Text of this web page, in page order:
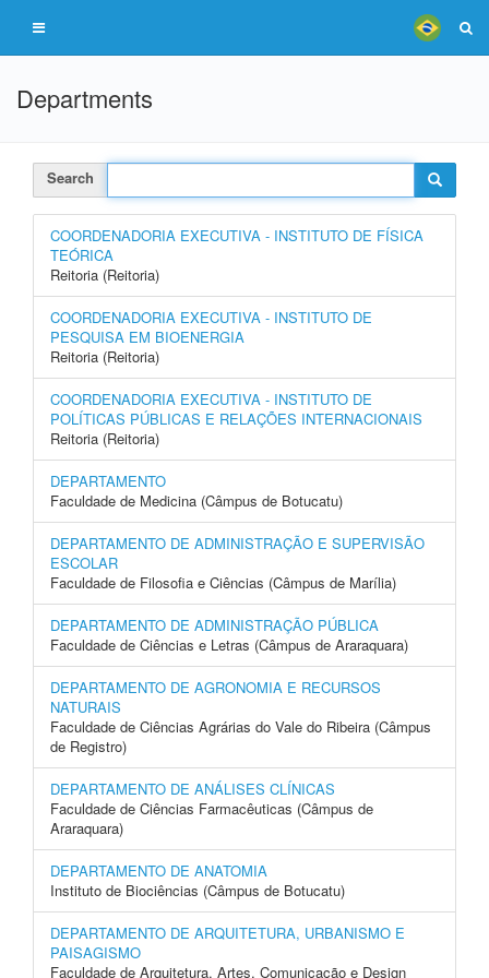
Departments
Search
COORDENADORIA EXECUTIVA - INSTITUTO DE FÍSICA
TEÓRICA
Reitoria (Reitoria)
COORDENADORIA EXECUTIVA - INSTITUTO DE
PESQUISA EM BIOENERGIA
Reitoria (Reitoria)
COORDENADORIA EXECUTIVA - INSTITUTO DE
POLÍTICAS PÚBLICAS E RELAÇÕES INTERNACIONAIS
Reitoria (Reitoria)
DEPARTAMENTO
Faculdade de Medicina (Câmpus de Botucatu)
DEPARTAMENTO DE ADMINISTRAÇÃO E SUPERVISÃO
ESCOLAR
Faculdade de Filosofia e Ciências (Câmpus de Marília)
DEPARTAMENTO DE ADMINISTRAÇÃO PÚBLICA
Faculdade de Ciências e Letras (Câmpus de Araraquara)
DEPARTAMENTO DE AGRONOMIA E RECURSOS
NATURAIS
Faculdade de Ciências Agrárias do Vale do Ribeira (Câmpus
de Registro)
DEPARTAMENTO DE ANÁLISES CLÍNICAS
Faculdade de Ciências Farmacêuticas (Câmpus de
Araraquara)
DEPARTAMENTO DE ANATOMIA
Instituto de Biociências (Câmpus de Botucatu)
DEPARTAMENTO DE ARQUITETURA, URBANISMO E
PAISAGISMO
Faculdade de Arquitetura, Artes, Comunicação e Design